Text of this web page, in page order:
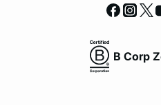
B Corp